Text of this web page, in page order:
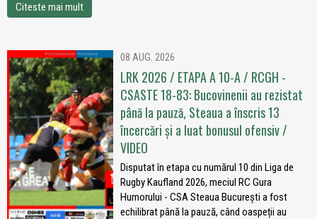
Citeste mai mult
08 AUG. 2026
LRK 2026 / ETAPA A 10-A / RCGH -
CSASTE 18-83: Bucovinenii au rezistat
până la pauză, Steaua a înscris 13
încercări și a luat bonusul ofensiv /
VIDEO
Disputat în etapa cu numărul 10 din Liga de
Rugby Kaufland 2026, meciul RC Gura
Humorului - CSA Steaua București a fost
echilibrat până la pauză, când oaspeții au